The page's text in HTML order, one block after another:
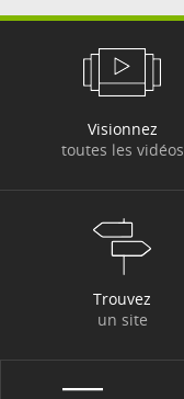
Visionnez
toutes les vidéos
Trouvez
un site